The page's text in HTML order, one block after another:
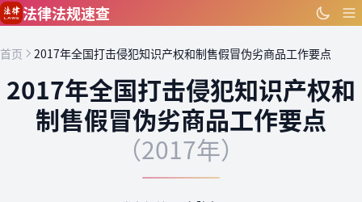
跳到主要内容
法律法规速查
首页 2017年全国打击侵犯知识产权和制售假冒伪劣商品工作要点
2017年全国打击侵犯知识产权和
制售假冒伪劣商品工作要点
（2017年）